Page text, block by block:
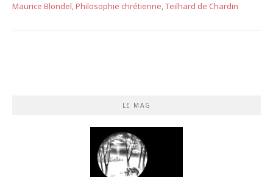
Maurice Blondel,Philosophie chrétienne,Teilhard de Chardin
LE MAG